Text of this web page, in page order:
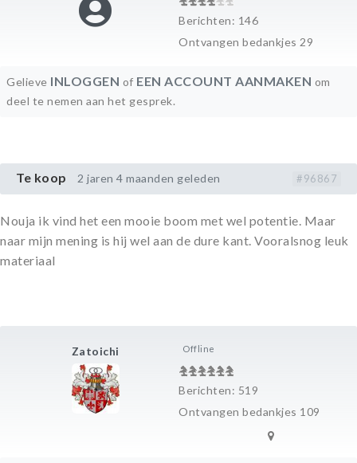
Berichten: 146
Ontvangen bedankjes 29
Gelieve INLOGGEN of EEN ACCOUNT AANMAKEN om
deel te nemen aan het gesprek.
Te koop 2 jaren 4 maanden geleden #96867
Zatoichi Offline
Berichten: 519
Ontvangen bedankjes 109
Nouja ik vind het een mooie boom met wel potentie. Maar
naar mijn mening is hij wel aan de dure kant. Vooralsnog leuk
materiaal